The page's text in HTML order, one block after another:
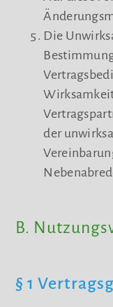
Die
der
B.
§ 1